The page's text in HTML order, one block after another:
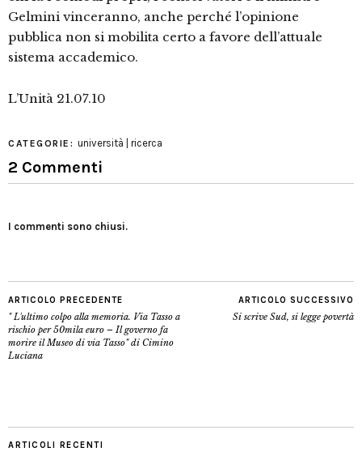
Gelmini vinceranno, anche perché l’opinione
pubblica non si mobilita certo a favore dell’attuale
sistema accademico.
L’Unità 21.07.10
CATEGORIE: università | ricerca
2 Commenti
I commenti sono chiusi.
ARTICOLO PRECEDENTE
" L'ultimo colpo alla memoria. Via Tasso a
rischio per 50mila euro – Il governo fa
morire il Museo di via Tasso" di Cimino
Luciana
ARTICOLO SUCCESSIVO
Si scrive Sud, si legge povertà
ARTICOLI RECENTI